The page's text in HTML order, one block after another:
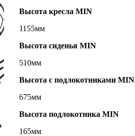
Высота кресла MIN
1155мм
Высота сиденья MIN
510мм
Высота с подлокотниками MIN
675мм
Высота подлокотника MIN
165мм